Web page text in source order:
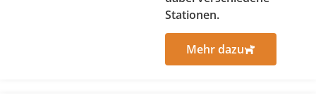
Stationen.
Mehr dazu